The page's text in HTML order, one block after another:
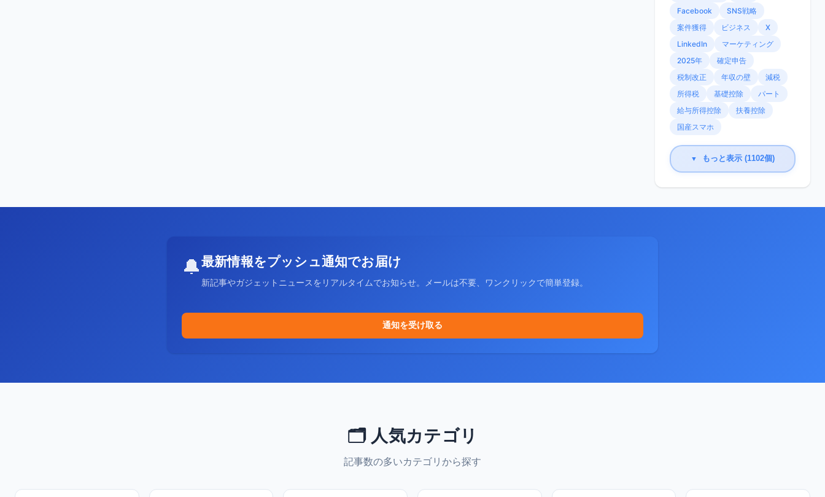
Facebook
SNS戦略
案件獲得
ビジネス
X
LinkedIn
マーケティング
2025年
確定申告
税制改正
年収の壁
減税
所得税
基礎控除
パート
給与所得控除
扶養控除
国産スマホ
▼ もっと表示 (1102個)
🔔最新情報をプッシュ通知でお届け
新記事やガジェットニュースをリアルタイムでお知らせ。メールは不要、ワンクリックで簡単登録。
通知を受け取る
🗂️ 人気カテゴリ
記事数の多いカテゴリから探す